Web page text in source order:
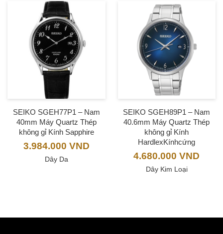
SEIKO SGEH77P1 – Nam
40mm Máy Quartz Thép
không gỉ Kính Sapphire
3.984.000 VND
Dây Da
SEIKO SGEH89P1 – Nam
40.6mm Máy Quartz Thép
không gỉ Kính
HardlexKínhcứng
4.680.000VND
Dây Kim Loại